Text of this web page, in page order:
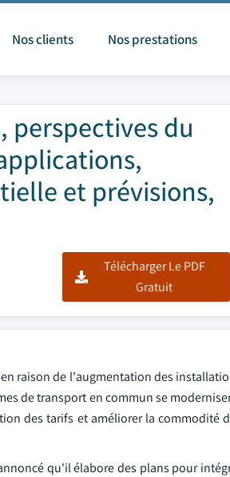
Nos clients Nos prestations
perspectives du
et prévisions,
Télécharger Le PDF
Gratuit
raison de l'augmentation des
de transport en commun se
des tarifs et améliorer la commodité
qu'il élabore des plans pour